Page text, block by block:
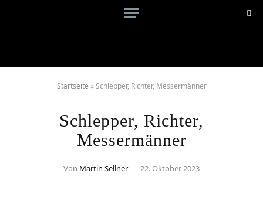
Startseite »Schlepper, Richter, Messermänner
Schlepper, Richter,
Messermänner
Von Martin Sellner 22. Oktober 2023